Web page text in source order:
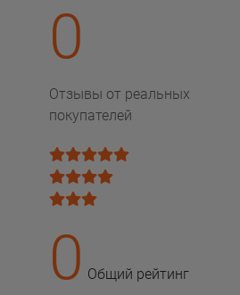
0
Отзывы от реальных
покупателей
0 Общий рейтинг